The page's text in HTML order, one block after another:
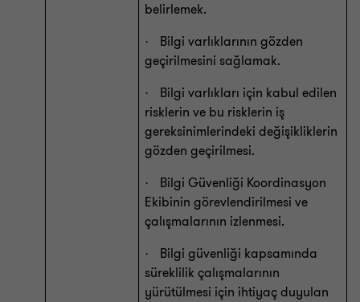
belirlemek.
·
Bilgi varlıklarının gözden
geçirilmesini sağlamak.
·
Bilgi varlıkları için kabul edilen
risklerin ve bu risklerin iş
gereksinimlerindeki değişikliklerin
gözden geçirilmesi.
·
Bilgi Güvenliği Koordinasyon
Ekibinin görevlendirilmesi ve
çalışmalarının izlenmesi.
·
Bilgi güvenliği kapsamında
süreklilik çalışmalarının
yürütülmesi için ihtiyaç duyulan